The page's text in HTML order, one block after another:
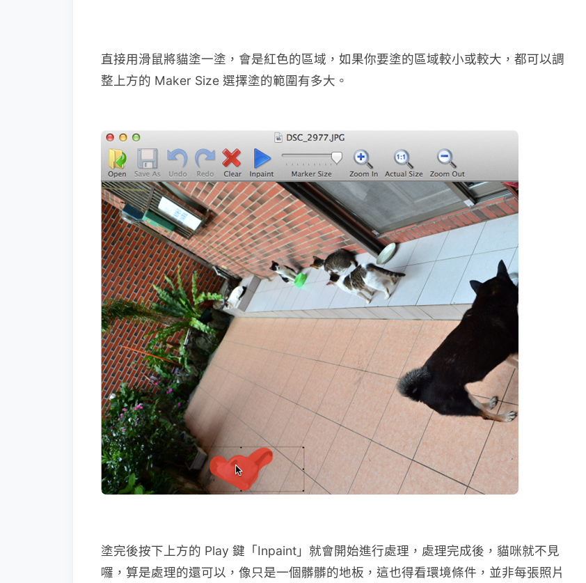
直接用滑鼠將貓塗一塗，會是紅色的區域，如果你要塗的區域較小或較大，都可以調
整上方的 Maker Size 選擇塗的範圍有多大。
塗完後按下上方的 Play 鍵「Inpaint」就會開始進行處理，處理完成後，貓咪就不見
囉，算是處理的還可以，像只是一個髒髒的地板，這也得看環境條件，並非每張照片